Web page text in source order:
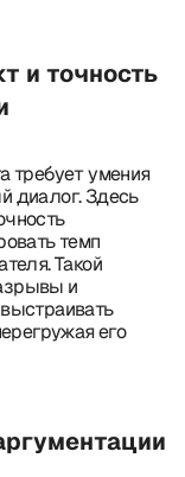
и точность
требует умения
диалог. Здесь
темп
Такой
и
его